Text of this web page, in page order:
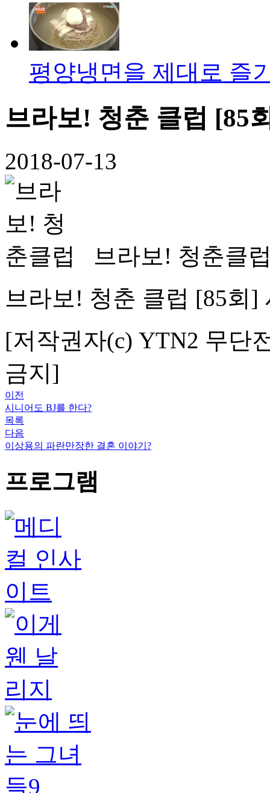
평양냉면을 제대로 즐
브라보! 청춘 클럽 [85
2018-07-13
브라보! 청춘클
브라보! 청춘 클럽 [85회]
[저작권자(c) YTN2 무단
금지]
이전
시니어도 BJ를 한다?
목록
다음
이상용의 파란만장한 결혼 이야기?
프로그램